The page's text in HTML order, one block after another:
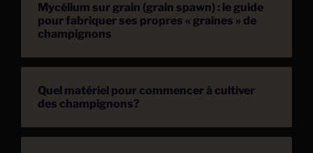
Mycélium sur grain (grain spawn) : le guide
pour fabriquer ses propres « graines » de
champignons
Quel matériel pour commencer à cultiver
des champignons?